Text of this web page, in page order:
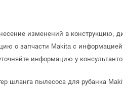
изменений в конструкцию,
о запчасти Makita с
информацию у
шланга пылесоса для рубанка